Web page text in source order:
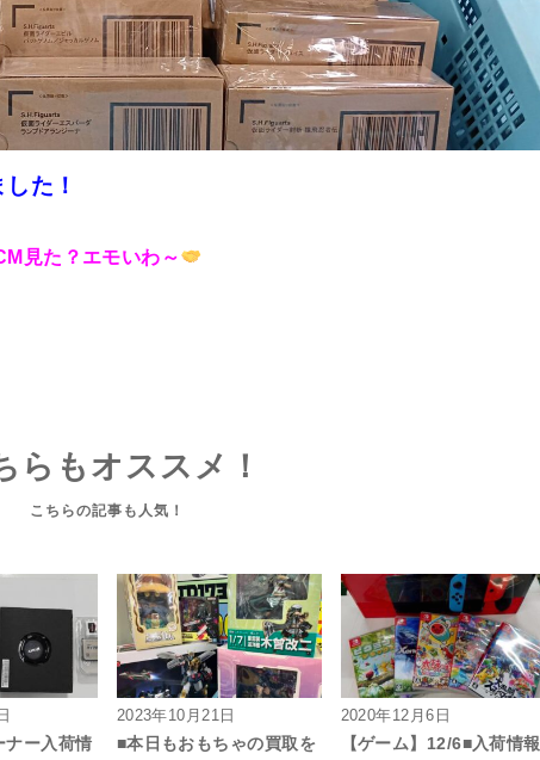
た！
見た？エモいわ～
らもオススメ！
ナー入荷情
2023年10月21日
■本日もおもちゃの買取を
2020年12月6日
【ゲーム】12/6■入荷情報